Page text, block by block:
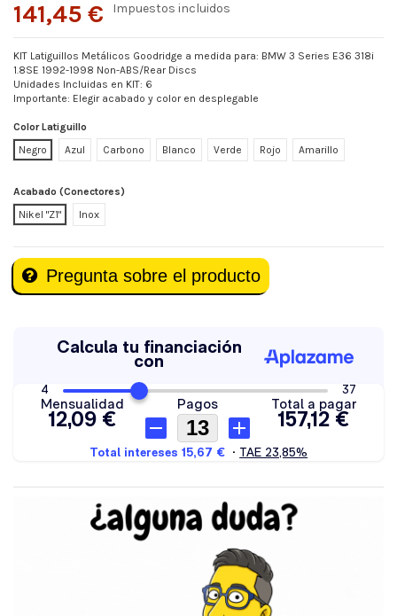
141,45 € Impuestos incluidos
KIT Latiguillos Metálicos Goodridge a medida para: BMW 3 Series E36 318i
1.8SE 1992-1998 Non-ABS/Rear Discs
Unidades Incluidas en KIT: 6
Importante: Elegir acabado y color en desplegable
Color Latiguillo
Negro
Azul Carbono Blanco Verde Rojo Amarillo
Acabado (Conectores)
Nikel "Z1"
Inox
Pregunta sobre el producto